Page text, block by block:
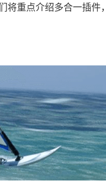
重点介绍多合一插件